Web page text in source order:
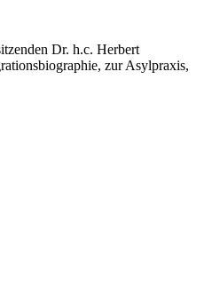
Dr. h.c. Herbert
zur Asylpraxis,